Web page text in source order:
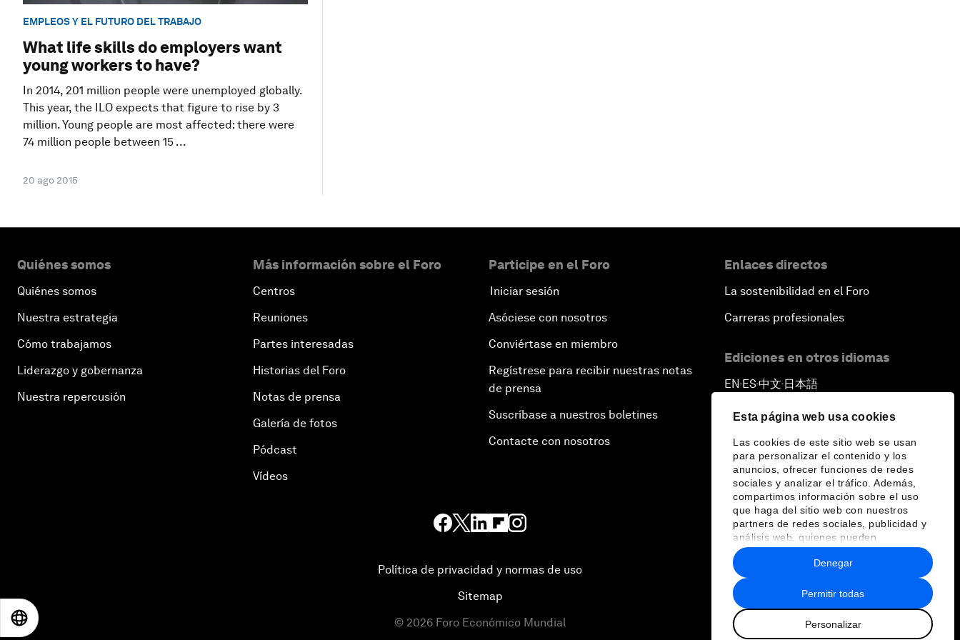
Esta página web usa cookies
Las cookies de este sitio web se usan
para personalizar el contenido y los
anuncios, ofrecer funciones de redes
sociales y analizar el tráfico. Además,
compartimos información sobre el uso
que haga del sitio web con nuestros
partners de redes sociales, publicidad y
análisis web, quienes pueden
combinarla con otra información que les
haya proporcionado o que hayan
recopilado a partir del uso que haya
hecho de sus servicios.
Permitir todas
Personalizar
Denegar
EMPLEOS Y EL FUTURO DEL TRABAJO
What life skills do employers want
young workers to have?
In 2014, 201 million people were unemployed globally.
This year, the ILO expects that figure to rise by 3
million. Young people are most affected: there were
74 million people between 15 ...
20 ago 2015
Quiénes somos
Quiénes somos
Nuestra estrategia
Cómo trabajamos
Liderazgo y gobernanza
Nuestra repercusión
Más información sobre el Foro
Centros
Reuniones
Partes interesadas
Historias del Foro
Notas de prensa
Galería de fotos
Pódcast
Vídeos
Participe en el Foro
Iniciar sesión
Asóciese con nosotros
Conviértase en miembro
Regístrese para recibir nuestras notas
de prensa
Suscríbase a nuestros boletines
Contacte con nosotros
Enlaces directos
La sostenibilidad en el Foro
Carreras profesionales
Ediciones en otros idiomas
EN ▪ ES▪中文▪ 日本語
Política de privacidad y normas de uso
Sitemap
© 2026 Foro Económico Mundial